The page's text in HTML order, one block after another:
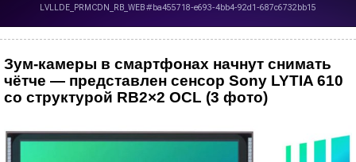
Зум-камеры в смартфонах начнут снимать
чётче — представлен сенсор Sony LYTIA 610
со структурой RB2×2 OCL (3 фото)